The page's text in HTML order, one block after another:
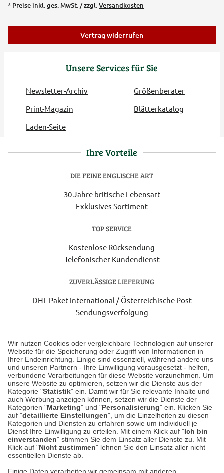
Wir nutzen Cookies oder vergleichbare Technologien auf unserer
Website für die Speicherung oder Zugriff von Informationen in
Ihrer Endeinrichtung. Einige sind essenziell, während andere uns
und unseren Partnern - Ihre Einwilligung vorausgesetzt - helfen,
verbundene Verarbeitungen für diese Website vorzunehmen. Um
unsere Website zu optimieren, setzen wir die Dienste aus der
Kategorie "Statistik" ein. Damit wir für Sie relevante Inhalte und
auch Werbung anzeigen können, setzen wir die Dienste der
Kategorien "Marketing" und "Personalisierung" ein. Klicken Sie
auf "detaillierte Einstellungen", um die Einzelheiten zu diesen
Kategorien und Diensten zu erfahren sowie um individuell je
Dienst Ihre Einwilligung zu erteilen. Mit einem Klick auf "Ich bin
einverstanden" stimmen Sie dem Einsatz aller Dienste zu. Mit
Klick auf "Nicht zustimmen" lehnen Sie den Einsatz aller nicht
essentiellen Dienste ab.
Unsere Services für Sie
Newsletter-Archiv
Größenberater
Print-Magazin
Blätterkatalog
Laden-Seite
* Preise inkl. ges. MwSt. / zzgl. Versandkosten
Vertrag widerrufen
Ihre Vorteile
DIE FEINE ENGLISCHE ART
30 Jahre britische Lebensart
Exklusives Sortiment
TOP SERVICE
Kostenlose Rücksendung
Telefonischer Kundendienst
ZUVERLÄSSIGE LIEFERUNG
DHL Paket International / Österreichische Post
Sendungsverfolgung
Unser Geschäft in Meckenheim
Auf dem Steinbüchel 6
53340 Meckenheim
Montag bis Samstag 9:00 Uhr bis 18:00 Uhr
weitere Information
Hier finden Sie uns im Netz